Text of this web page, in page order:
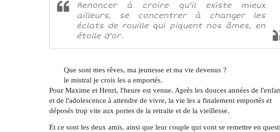
Renoncer à croire qu'il existe mieux
ailleurs, se concentrer à changer les
éclats de rouille qui piquent nos âmes, en
étoile d'or.
Que sont mes rêves, ma jeunesse et ma vie devenus ?
le mistral je crois les a emportés.
Pour Maxime et Henri, l'heure est venue. Après les douces années de
et de l'adolescence à attendre de vivre, la vie les a finalement emportés et
déposés trop vite aux portes de la retraite et de la vieillesse.
Et ce sont les deux amis, ainsi que leur couple qui vont se remettre en